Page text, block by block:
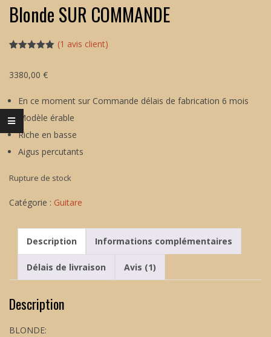
Blonde SUR COMMANDE
basé sur
(1 avis client)
3380,00 €
En ce moment sur Commande délais de fabrication 6 mois
Modèle érable
Riche en basse
Aigus percutants
Rupture de stock
Catégorie : Guitare
Description Informations complémentaires
Délais de livraison Avis (1)
Description
BLONDE: